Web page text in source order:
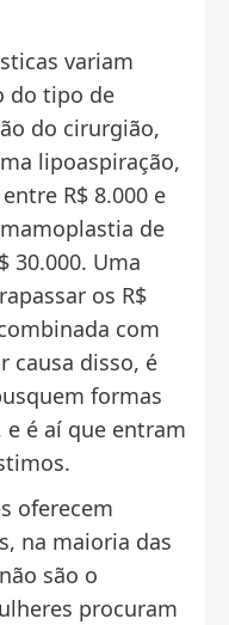
variam
do tipo de
do cirurgião,
lipoaspiração,
R$ 8.000 e
de
30.000. Uma
os R$
com
causa disso, é
formas
e é aí que entram
oferecem
na maioria das
são o
procuram